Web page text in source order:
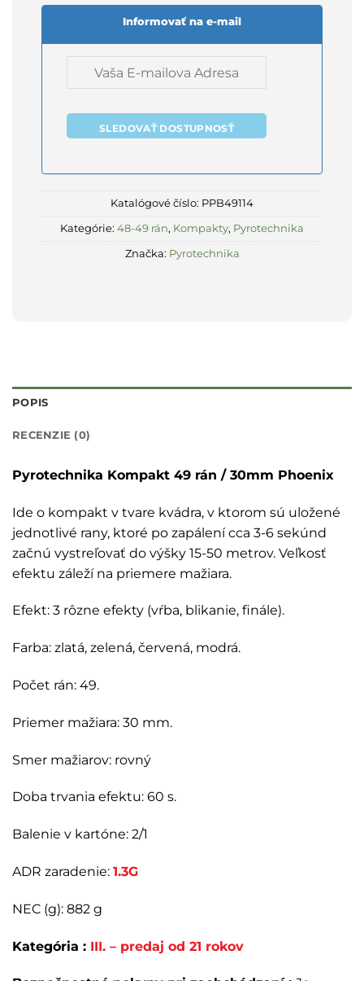
Informovať na e-mail
SLEDOVAŤ DOSTUPNOSŤ
Katalógové číslo: PPB49114
Kategórie: 48-49 rán, Kompakty, Pyrotechnika
Značka: Pyrotechnika
POPIS
RECENZIE (0)
Pyrotechnika Kompakt 49 rán / 30mm Phoenix
Ide o kompakt v tvare kvádra, v ktorom sú uložené
jednotlivé rany, ktoré po zapálení cca 3-6 sekúnd
začnú vystreľovať do výšky 15-50 metrov. Veľkosť
efektu záleží na priemere mažiara.
Efekt: 3 rôzne efekty (vŕba, blikanie, finále).
Farba: zlatá, zelená, červená, modrá.
Počet rán: 49.
Priemer mažiara: 30 mm.
Smer mažiarov: rovný
Doba trvania efektu: 60 s.
Balenie v kartóne: 2/1
ADR zaradenie: 1.3G
NEC (g): 882 g
Kategória : III. – predaj od 21 rokov